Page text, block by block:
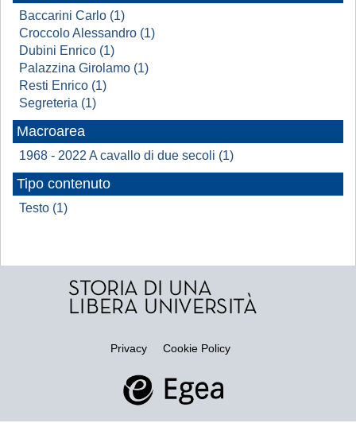
Baccarini Carlo (1)
Croccolo Alessandro (1)
Dubini Enrico (1)
Palazzina Girolamo (1)
Resti Enrico (1)
Segreteria (1)
Macroarea
1968 - 2022 A cavallo di due secoli (1)
Tipo contenuto
Testo (1)
Privacy Cookie Policy